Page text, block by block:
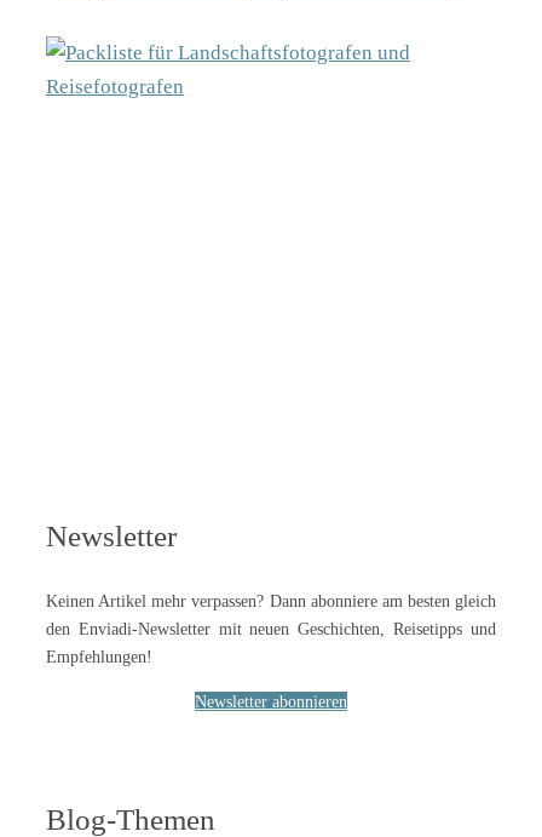
Newsletter
Keinen Artikel mehr verpassen? Dann abonniere am besten gleich
den Enviadi-Newsletter mit neuen Geschichten, Reisetipps und
Empfehlungen!
Newsletter abonnieren
Blog-Themen